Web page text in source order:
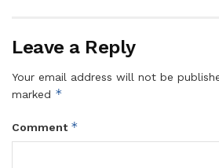
Leave a Reply
Your email address will not be
marked *
Comment *